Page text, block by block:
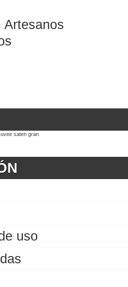
Artesanos
saten gran
uso